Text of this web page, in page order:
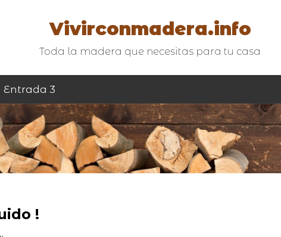
Vivirconmadera.info
Toda la madera que necesitas para tu casa
Entrada 3
!